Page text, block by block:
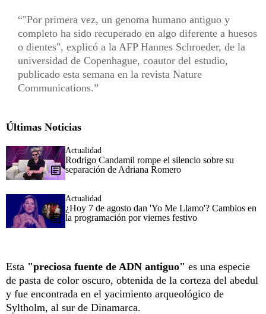
"Por primera vez, un genoma humano antiguo y
completo ha sido recuperado en algo diferente a huesos
o dientes", explicó a la AFP Hannes Schroeder, de la
universidad de Copenhague, coautor del estudio,
publicado esta semana en la revista Nature
Communications.
Últimas Noticias
Actualidad
Rodrigo Candamil rompe el silencio sobre su
separación de Adriana Romero
Actualidad
¿Hoy 7 de agosto dan 'Yo Me Llamo'? Cambios en
la programación por viernes festivo
Esta "preciosa fuente de ADN antiguo" es una especie
de pasta de color oscuro, obtenida de la corteza del abedul
y fue encontrada en el yacimiento arqueológico de
Syltholm, al sur de Dinamarca.